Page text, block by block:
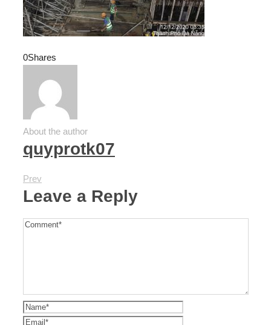
0Shares
About the author
quyprotk07
Prev
Leave a Reply